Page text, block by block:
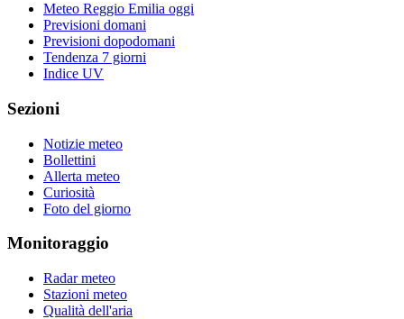
Meteo Reggio Emilia oggi
Previsioni domani
Previsioni dopodomani
Tendenza 7 giorni
Indice UV
Sezioni
Notizie meteo
Bollettini
Allerta meteo
Curiosità
Foto del giorno
Monitoraggio
Radar meteo
Stazioni meteo
Qualità dell'aria